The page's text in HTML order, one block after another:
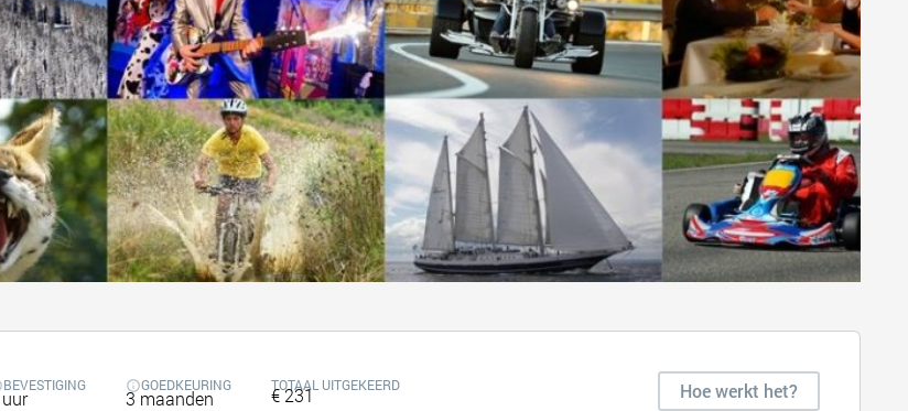
BEVESTIGING GOEDKEURING
3 maanden
TOTAAL UITGEKEERD
€ 231 Hoe werkt het?